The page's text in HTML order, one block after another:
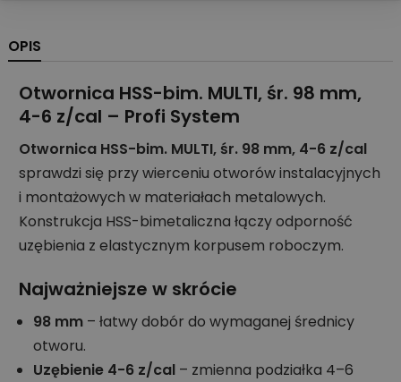
OPIS
Otwornica HSS-bim. MULTI, śr. 98 mm,
4-6 z/cal – Profi System
Otwornica HSS-bim. MULTI, śr. 98 mm, 4-6 z/cal
sprawdzi się przy wierceniu otworów instalacyjnych
i montażowych w materiałach metalowych.
Konstrukcja HSS-bimetaliczna łączy odporność
uzębienia z elastycznym korpusem roboczym.
Najważniejsze w skrócie
98 mm – łatwy dobór do wymaganej średnicy
otworu.
Uzębienie 4-6 z/cal – zmienna podziałka 4–6